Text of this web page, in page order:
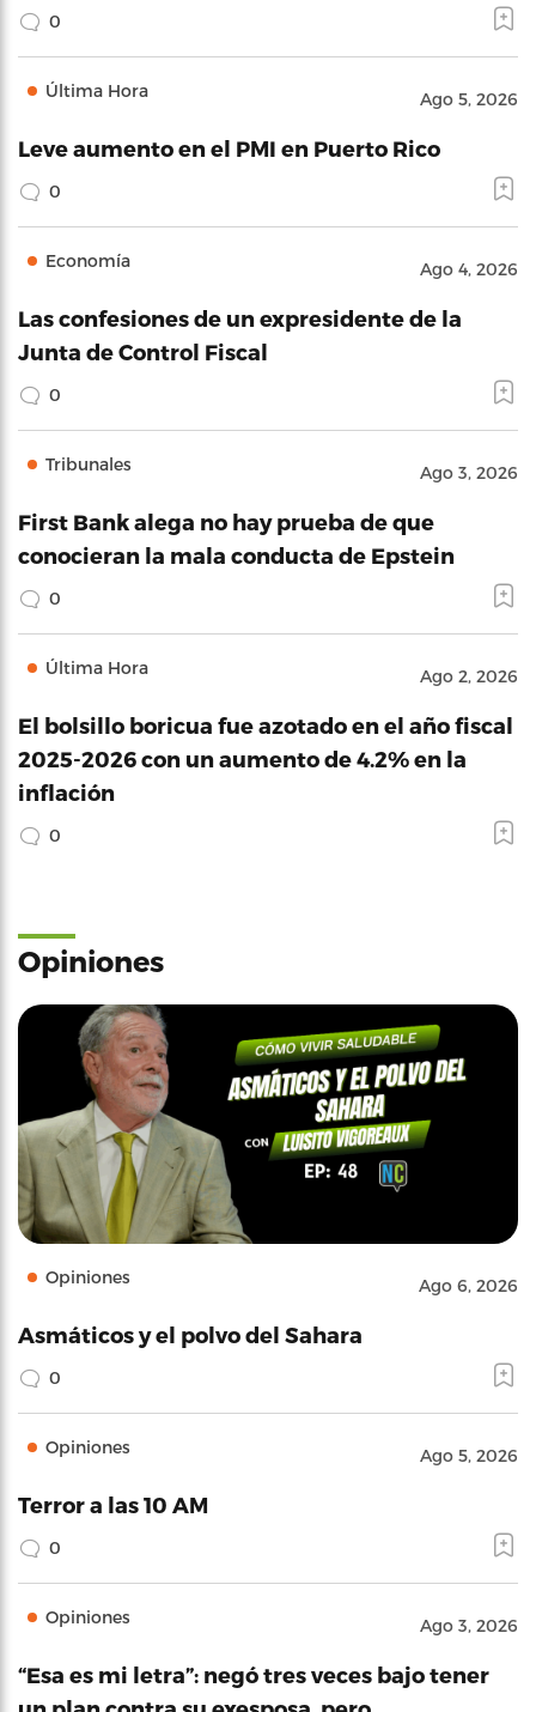
0
Última Hora Ago 5, 2026
Leve aumento en el PMI en Puerto Rico
0
Economía Ago 4, 2026
Las confesiones de un expresidente de la
Junta de Control Fiscal
0
Tribunales Ago 3, 2026
First Bank alega no hay prueba de que
conocieran la mala conducta de Epstein
0
Última Hora Ago 2, 2026
El bolsillo boricua fue azotado en el año fiscal
2025-2026 con un aumento de 4.2% en la
inflación
0
Opiniones
Opiniones Ago 6, 2026
Asmáticos y el polvo del Sahara
0
Opiniones Ago 5, 2026
Terror a las 10 AM
0
Opiniones Ago 3, 2026
“Esa es mi letra”: negó tres veces bajo tener